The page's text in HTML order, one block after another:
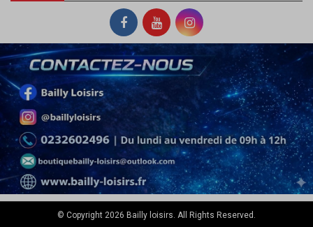
© Copyright 2026 Bailly loisirs. All Rights Reserved.